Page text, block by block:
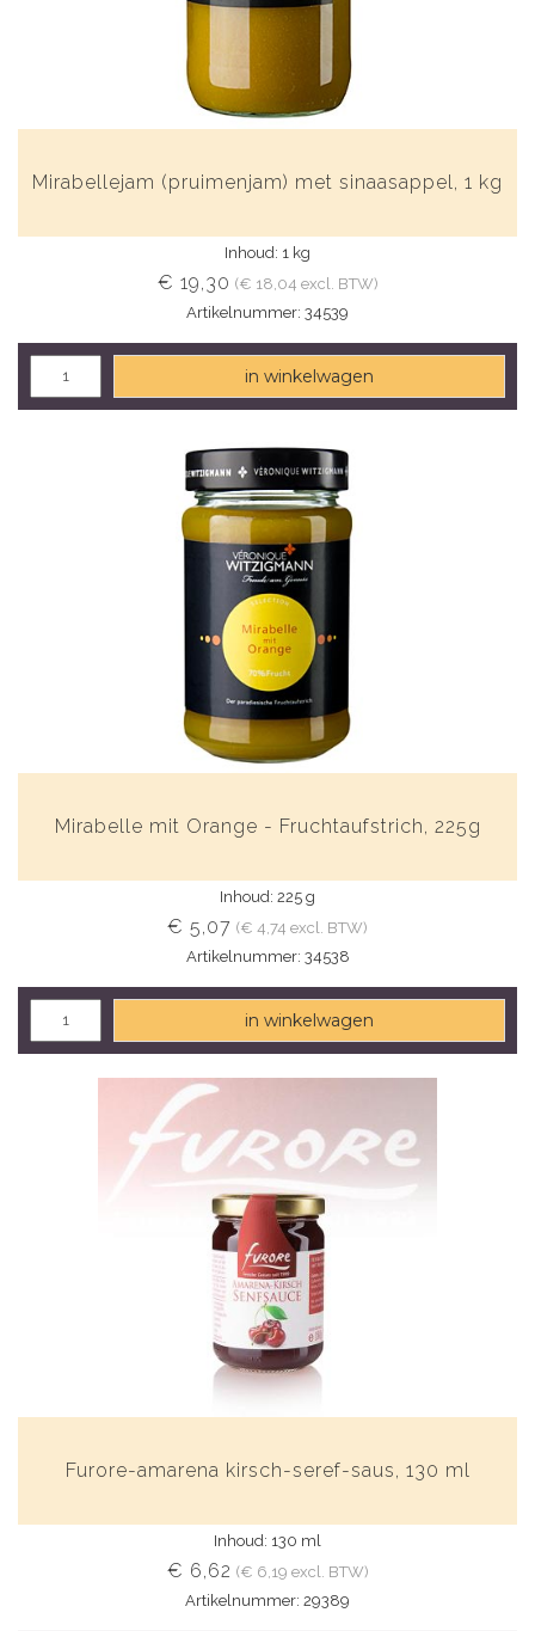
Mirabellejam (pruimenjam) met sinaasappel, 1 kg
Inhoud: 1 kg
€ 19,30 (€ 18,04 excl. BTW)
Artikelnummer: 34539
in winkelwagen
Mirabelle mit Orange - Fruchtaufstrich, 225g
Inhoud: 225 g
€ 5,07 (€ 4,74 excl. BTW)
Artikelnummer: 34538
in winkelwagen
Furore-amarena kirsch-seref-saus, 130 ml
Inhoud: 130 ml
€ 6,62 (€ 6,19 excl. BTW)
Artikelnummer: 29389